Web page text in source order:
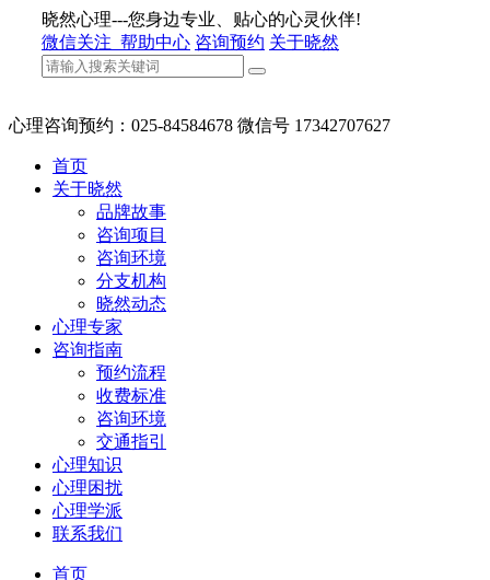
晓然心理---您身边专业、贴心的心灵伙伴!
微信关注 帮助中心 咨询预约 关于晓然
心理咨询预约：025-84584678 微信号 17342707627
首页
关于晓然
品牌故事
咨询项目
咨询环境
分支机构
晓然动态
心理专家
咨询指南
预约流程
收费标准
咨询环境
交通指引
心理知识
心理困扰
心理学派
联系我们
首页